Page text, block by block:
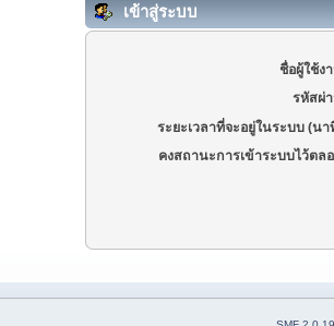
เข้าสู่ระบบ
ชื่อผู้ใช้ง
รหัสผ่
ระยะเวลาที่จะอยู่ในระบบ (นา
คงสถานะการเข้าระบบไว้ตล